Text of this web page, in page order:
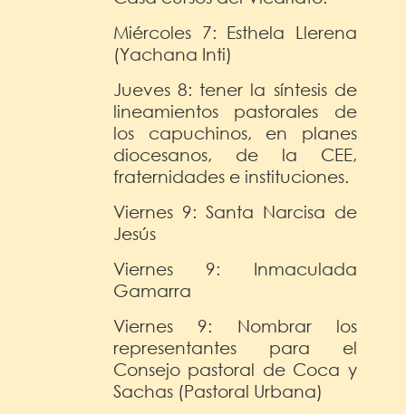
Miércoles 7: Esthela Llerena
(Yachana Inti)
Jueves 8: tener la síntesis de
lineamientos pastorales de
los capuchinos, en planes
diocesanos, de la CEE,
fraternidades e instituciones.
Viernes 9: Santa Narcisa de
Jesús
Viernes 9: Inmaculada
Gamarra
Viernes 9: Nombrar los
representantes para el
Consejo pastoral de Coca y
Sachas (Pastoral Urbana)